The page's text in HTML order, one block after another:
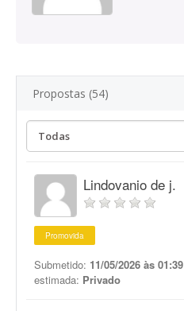
Propostas (54)
Lindovanio de j.
Promovida
Submetido: 11/05/2026 às 01:39
estimada: Privado